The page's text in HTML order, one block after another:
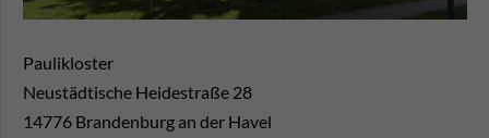
Paulikloster
Neustädtische Heidestraße 28
14776 Brandenburg an der Havel